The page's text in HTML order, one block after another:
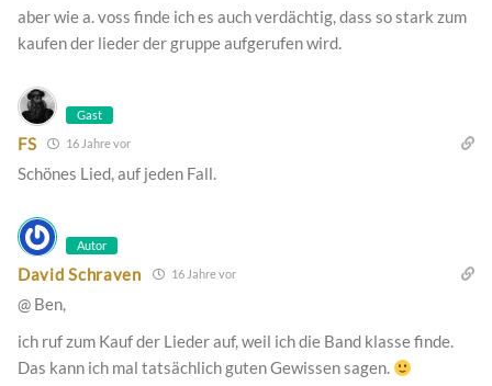
aber wie a. voss finde ich es auch verdächtig, dass so stark zum
kaufen der lieder der gruppe aufgerufen wird.
Gast
FS 16 Jahre vor
Schönes Lied, auf jeden Fall.
Autor
David Schraven 16 Jahre vor
@ Ben,
ich ruf zum Kauf der Lieder auf, weil ich die Band klasse finde.
Das kann ich mal tatsächlich guten Gewissen sagen.